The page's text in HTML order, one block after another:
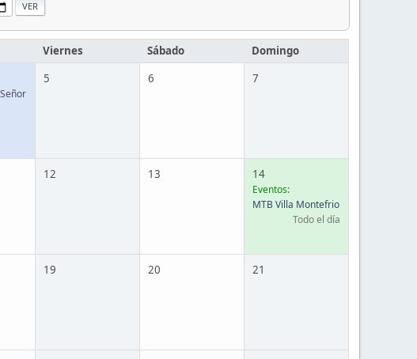
Viernes Sábado Domingo
Señor
5 6 7
12 13 14
Eventos:
MTB Villa Montefrio
Todo el día
19 20 21